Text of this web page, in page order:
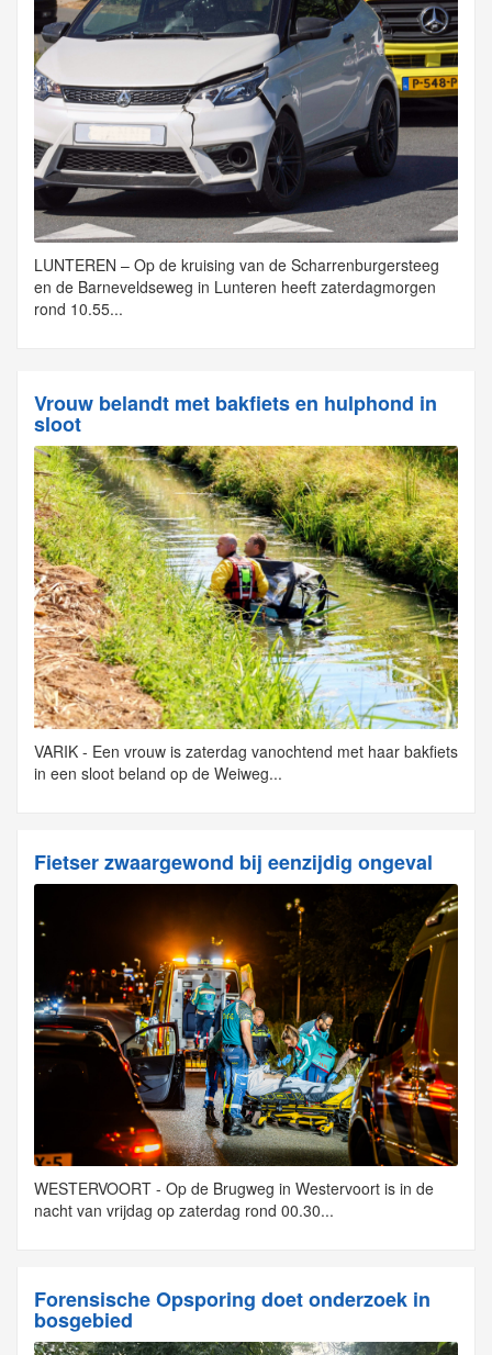
LUNTEREN – Op de kruising van de Scharrenburgersteeg
en de Barneveldseweg in Lunteren heeft zaterdagmorgen
rond 10.55...
Vrouw belandt met bakfiets en hulphond in
sloot
VARIK - Een vrouw is zaterdag vanochtend met haar bakfiets
in een sloot beland op de Weiweg...
Fietser zwaargewond bij eenzijdig ongeval
WESTERVOORT - Op de Brugweg in Westervoort is in de
nacht van vrijdag op zaterdag rond 00.30...
Forensische Opsporing doet onderzoek in
bosgebied